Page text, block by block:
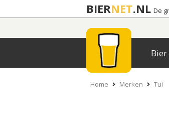
BIERNET.NL De
Bier
Home Merken Tui